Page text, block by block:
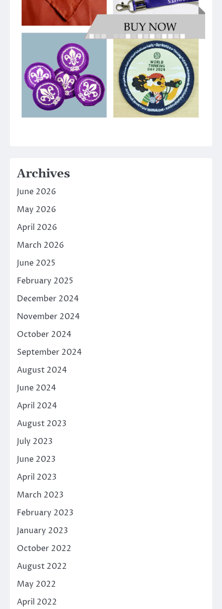
Archives
June 2026
May 2026
April 2026
March 2026
June 2025
February 2025
December 2024
November 2024
October 2024
September 2024
August 2024
June 2024
April 2024
August 2023
July 2023
June 2023
April 2023
March 2023
February 2023
January 2023
October 2022
August 2022
May 2022
April 2022